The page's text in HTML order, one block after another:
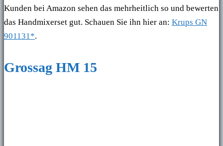
Kunden bei Amazon sehen das mehrheitlich so und bewerten
das Handmixerset gut. Schauen Sie ihn hier an: Krups GN
901131*.
Grossag HM 15